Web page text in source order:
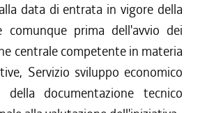
data di entrata in vigore della
comunque prima dell'avvio dei
centrale competente in materia
Servizio sviluppo economico
della documentazione tecnico